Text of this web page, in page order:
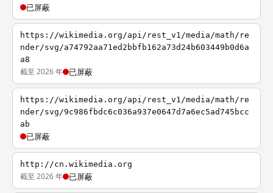
已屏蔽
https://wikimedia.org/api/rest_v1/media/math/re
nder/svg/a74792aa71ed2bbfb162a73d24b603449b0d6a
a8
截至 2026 年 已屏蔽
https://wikimedia.org/api/rest_v1/media/math/re
nder/svg/9c986fbdc6c036a937e0647d7a6ec5ad745bcc
ab
已屏蔽
http://cn.wikimedia.org
截至 2026 年 已屏蔽